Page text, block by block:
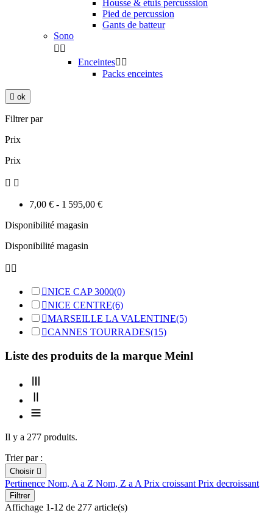
Housse & etuis percusssion
Pied de percussion
Gants de batteur
Sono
 
Enceintes 
Packs enceintes
 ok
Filtrer par
Prix
Prix
 
7,00 € - 1 595,00 €
Disponibilité magasin
Disponibilité magasin
 
NICE CAP 3000(0)
NICE CENTRE(6)
MARSEILLE LA VALENTINE(5)
CANNES TOURRADES(15)
Liste des produits de la marque Meinl
Il y a 277 produits.
Trier par :
Choisir 
Pertinence Nom, A a Z Nom, Z a A Prix croissant Prix decroissant
Filtrer
Affichage 1-12 de 277 article(s)